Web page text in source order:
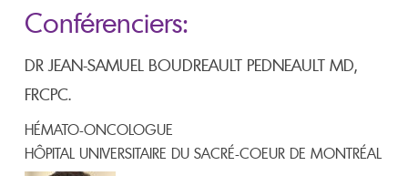
Conférenciers:
DR JEAN-SAMUEL BOUDREAULT PEDNEAULT MD,
FRCPC.
HÉMATO-ONCOLOGUE
HÔPITAL UNIVERSITAIRE DU SACRÉ-COEUR DE MONTRÉAL